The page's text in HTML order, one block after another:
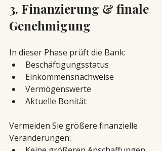
3. Finanzierung & finale
Genehmigung
In dieser Phase prüft die Bank:
Beschäftigungsstatus
Einkommensnachweise
Vermögenswerte
Aktuelle Bonität
Vermeiden Sie größere finanzielle
Veränderungen: